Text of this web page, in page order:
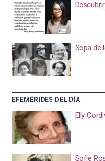
Sopa de
EFEMÉRIDES DEL DÍA
Elly
Sofie